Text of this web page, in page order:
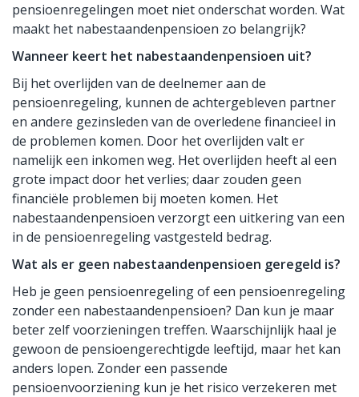
pensioenregelingen moet niet onderschat worden. Wat
maakt het nabestaandenpensioen zo belangrijk?
Wanneer keert het nabestaandenpensioen uit?
Bij het overlijden van de deelnemer aan de
pensioenregeling, kunnen de achtergebleven partner
en andere gezinsleden van de overledene financieel in
de problemen komen. Door het overlijden valt er
namelijk een inkomen weg. Het overlijden heeft al een
grote impact door het verlies; daar zouden geen
financiële problemen bij moeten komen. Het
nabestaandenpensioen verzorgt een uitkering van een
in de pensioenregeling vastgesteld bedrag.
Wat als er geen nabestaandenpensioen geregeld is?
Heb je geen pensioenregeling of een pensioenregeling
zonder een nabestaandenpensioen? Dan kun je maar
beter zelf voorzieningen treffen. Waarschijnlijk haal je
gewoon de pensioengerechtigde leeftijd, maar het kan
anders lopen. Zonder een passende
pensioenvoorziening kun je het risico verzekeren met